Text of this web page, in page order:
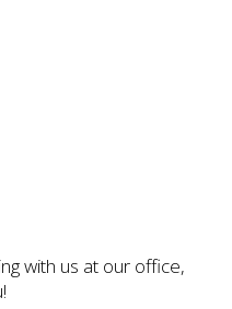
with us at our office,